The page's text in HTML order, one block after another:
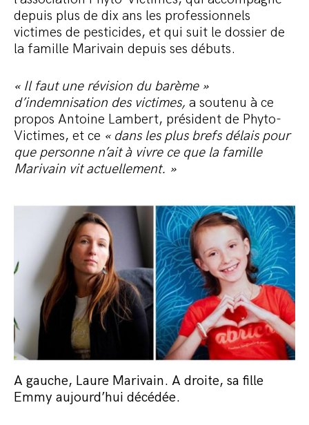
depuis plus de dix ans les professionnels
victimes de pesticides, et qui suit le dossier de
la famille Marivain depuis ses débuts.
« Il faut une révision du barème »
d’indemnisation des victimes, a soutenu à ce
propos Antoine Lambert, président de Phyto-
Victimes, et ce « dans les plus brefs délais pour
que personne n’ait à vivre ce que la famille
Marivain vit actuellement. »
A gauche, Laure Marivain. A droite, sa fille
Emmy aujourd’hui décédée.